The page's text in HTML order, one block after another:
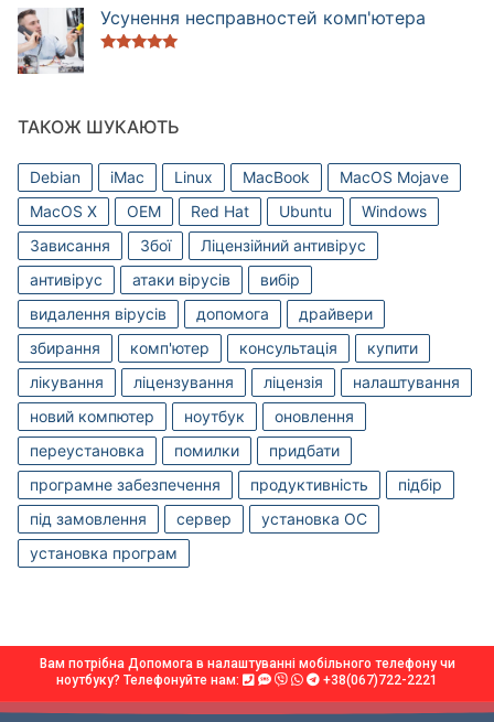
Усунення несправностей комп'ютера
ТАКОЖ ШУКАЮТЬ
Debian iMac Linux MacBook
MacOS Mojave
MacOS X
OEM Red Hat Ubuntu
Windows
Зависання
Збої
Ліцензійний антивірус
антивірус
атаки вірусів
вибір
видалення вірусів
допомога
драйвери
збирання
комп'ютер консультація
купити
лікування
ліцензування ліцензія
налаштування
новий компютер
ноутбук
оновлення
переустановка
помилки
придбати
програмне забезпечення
продуктивність
підбір
під замовлення
сервер
установка OC
установка програм
Вам потрібна Допомога в налаштуванні мобільного телефону чи
ноутбуку? Телефонуйте нам:
+38(067)722-2221